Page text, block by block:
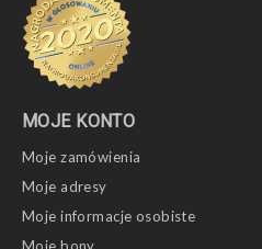
MOJE KONTO
Moje zamówienia
Moje adresy
Moje informacje osobiste
Moje bony